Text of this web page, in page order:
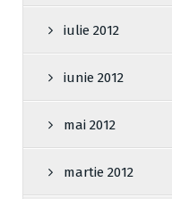
iulie 2012
iunie 2012
mai 2012
martie 2012